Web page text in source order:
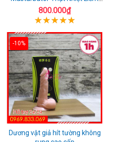
Rung
800.000₫
-10%
Dương vật giả hít tường không